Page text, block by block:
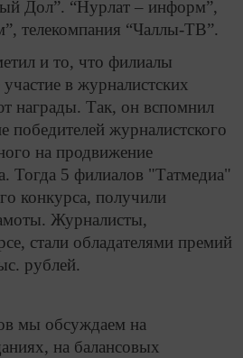
Дол”. “Нурлат – информ”,
телекомпания “Чаллы-ТВ”.
и то, что филиалы
в журналистских
награды. Так, он вспомнил
победителей журналистского
на продвижение
Тогда 5 филиалов "Татмедиа"
конкурса, получили
Журналисты,
стали обладателями премий
рублей.
мы обсуждаем на
на балансовых